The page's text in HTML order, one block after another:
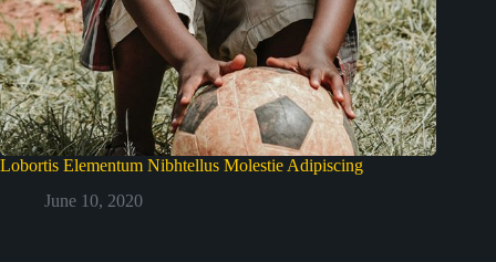
Lobortis Elementum Nibhtellus Molestie Adipiscing
June 10, 2020